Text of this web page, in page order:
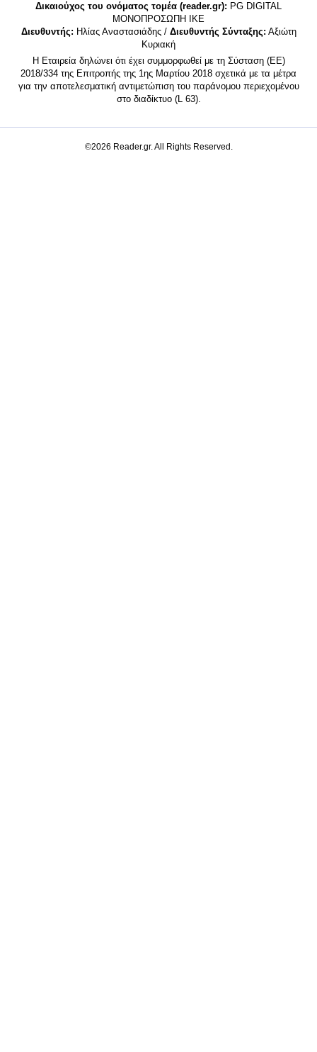
Δικαιούχος του ονόματος τομέα (reader.gr): PG DIGITAL
MONΟΠΡΟΣΩΠΗ ΙΚΕ
Διευθυντής: Ηλίας Αναστασιάδης / Διευθυντής Σύνταξης: Αξιώτη
Κυριακή
Η Εταιρεία δηλώνει ότι έχει συμμορφωθεί με τη Σύσταση (ΕΕ)
2018/334 της Επιτροπής της 1ης Μαρτίου 2018 σχετικά με τα μέτρα
για την αποτελεσματική αντιμετώπιση του παράνομου περιεχομένου
στο διαδίκτυο (L 63).
©2026 Reader.gr. All Rights Reserved.